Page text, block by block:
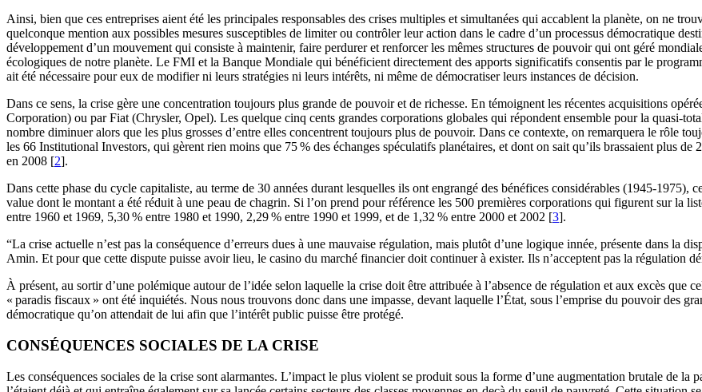
Ainsi, bien que ces entreprises aient été les principales responsables des crises multiples et simultanées qui accablent la planète, on ne
quelconque mention aux possibles mesures susceptibles de limiter ou contrôler leur action dans le cadre d’un processus démocratique
développement d’un mouvement qui consiste à maintenir, faire perdurer et renforcer les mêmes structures de pouvoir qui ont géré
écologiques de notre planète. Le FMI et la Banque Mondiale qui bénéficient directement des apports significatifs consentis par le
ait été nécessaire pour eux de modifier ni leurs stratégies ni leurs intérêts, ni même de démocratiser leurs instances de décision.
Dans ce sens, la crise gère une concentration toujours plus grande de pouvoir et de richesse. En témoignent les récentes acquisitions
Corporation) ou par Fiat (Chrysler, Opel). Les quelque cinq cents grandes corporations globales qui répondent ensemble pour la quasi-
nombre diminuer alors que les plus grosses d’entre elles concentrent toujours plus de pouvoir. Dans ce contexte, on remarquera le rôle
les 66 Institutional Investors, qui gèrent rien moins que 75 % des échanges spéculatifs planétaires, et dont on sait qu’ils brassaient plus
en 2008 [2].
Dans cette phase du cycle capitaliste, au terme de 30 années durant lesquelles ils ont engrangé des bénéfices considérables (1945-1975),
value dont le montant a été réduit à une peau de chagrin. Si l’on prend pour référence les 500 premières corporations qui figurent sur la
entre 1960 et 1969, 5,30 % entre 1980 et 1990, 2,29 % entre 1990 et 1999, et de 1,32 % entre 2000 et 2002 [3].
“La crise actuelle n’est pas la conséquence d’erreurs dues à une mauvaise régulation, mais plutôt d’une logique innée, présente dans la
Amin. Et pour que cette dispute puisse avoir lieu, le casino du marché financier doit continuer à exister. Ils n’acceptent pas la régulation
À présent, au sortir d’une polémique autour de l’idée selon laquelle la crise doit être attribuée à l’absence de régulation et aux excès
« paradis fiscaux » ont été inquiétés. Nous nous trouvons donc dans une impasse, devant laquelle l’État, sous l’emprise du pouvoir des
démocratique qu’on attendait de lui afin que l’intérêt public puisse être protégé.
CONSÉQUENCES SOCIALES DE LA CRISE
Les conséquences sociales de la crise sont alarmantes. L’impact le plus violent se produit sous la forme d’une augmentation brutale de